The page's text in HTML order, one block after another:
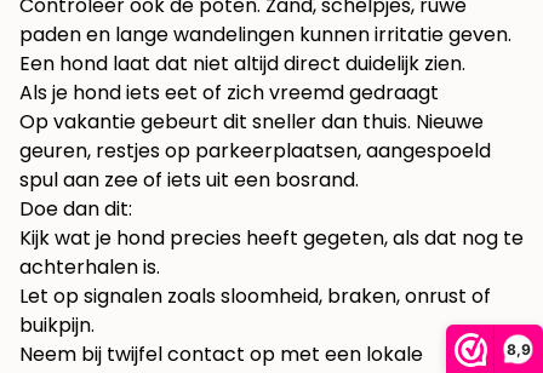
8,9
Controleer ook de poten. Zand, schelpjes, ruwe
paden en lange wandelingen kunnen irritatie geven.
Een hond laat dat niet altijd direct duidelijk zien.
Als je hond iets eet of zich vreemd gedraagt
Op vakantie gebeurt dit sneller dan thuis. Nieuwe
geuren, restjes op parkeerplaatsen, aangespoeld
spul aan zee of iets uit een bosrand.
Doe dan dit:
Kijk wat je hond precies heeft gegeten, als dat nog te
achterhalen is.
Let op signalen zoals sloomheid, braken, onrust of
buikpijn.
Neem bij twijfel contact op met een lokale